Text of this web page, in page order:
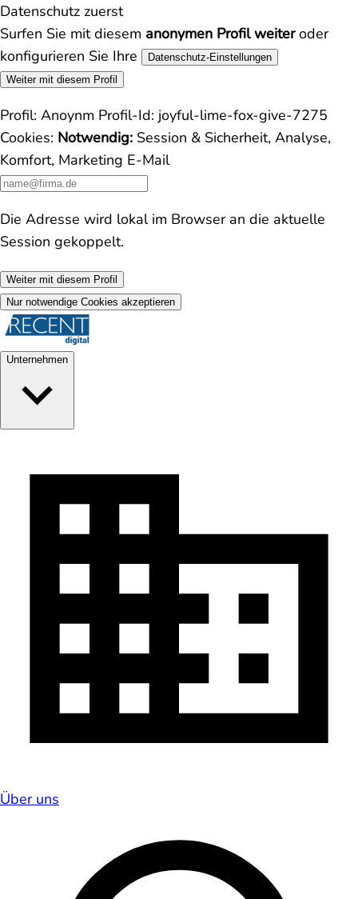
Datenschutz zuerst
Surfen Sie mit diesem anonymen Profil weiteroder
konfigurieren Sie Ihre
Datenschutz-Einstellungen
Weiter mit diesem Profil
Profil: Anoynm Profil-Id: joyful-lime-fox-give-7275
Cookies: Notwendig: Session & Sicherheit, Analyse,
Komfort, Marketing E-Mail
Die Adresse wird lokal im Browser an die aktuelle
Session gekoppelt.
Weiter mit diesem Profil
Nur notwendige Cookies akzeptieren
Unternehmen
Über uns